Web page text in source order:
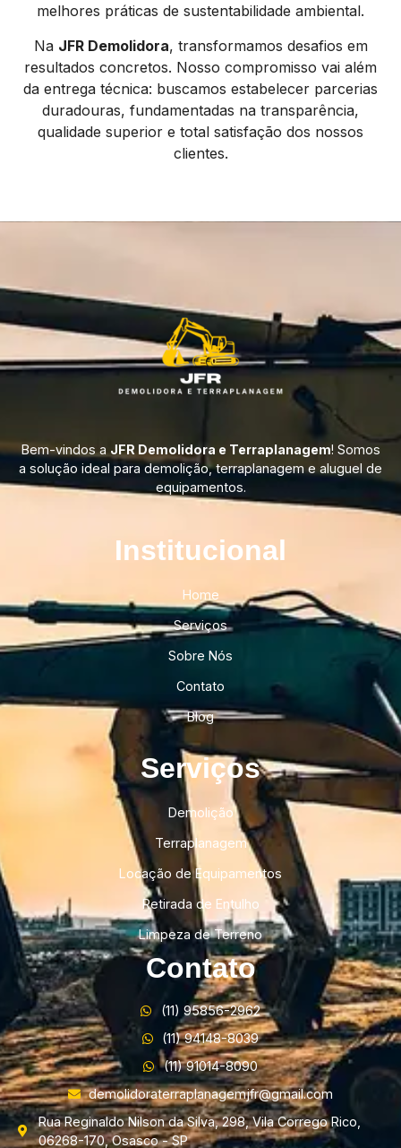
melhores práticas de sustentabilidade ambiental.
Na JFR Demolidora, transformamos desafios em
resultados concretos. Nosso compromisso vai além
da entrega técnica: buscamos estabelecer parcerias
duradouras, fundamentadas na transparência,
qualidade superior e total satisfação dos nossos
clientes.
Bem-vindos a JFR Demolidora e Terraplanagem! Somos
a solução ideal para demolição, terraplanagem e aluguel de
equipamentos.
Institucional​
Home
Serviços
Sobre Nós
Contato
Blog
Serviços
Demolição
Terraplanagem
Locação de Equipamentos
Retirada de Entulho
Limpeza de Terreno
Contato
(11) 95856-2962
(11) 94148-8039
(11) 91014-8090
demolidoraterraplanagemjfr@gmail.com
Rua Reginaldo Nilson da Silva, 298, Vila Corrego Rico,
06268-170, Osasco - SP